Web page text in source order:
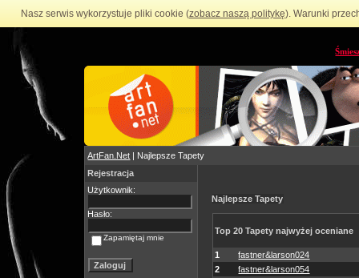
Nasz serwis wykorzystuje pliki cookie (zobacz naszą politykę). Warunki
ArtFan.Net | Najlepsze Tapety
Rejestracja
Użytkownik:
Hasło:
Zapamiętaj mnie
Najlepsze Tapety
Top 20 Tapety najwyżej oceniane
1
fastner&larson024
2
fastner&larson054